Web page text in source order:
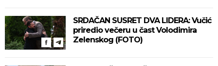
SRDAČAN SUSRET DVA LIDERA: Vučić
priredio večeru u čast Volodimira
Zelenskog (FOTO)